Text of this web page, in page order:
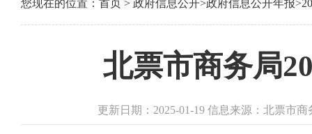
您现在的位置： 首页 > 政府信息公开>政府信息公开年报>
北票市商务局
更新日期：2025-01-19 信息来源：北票市